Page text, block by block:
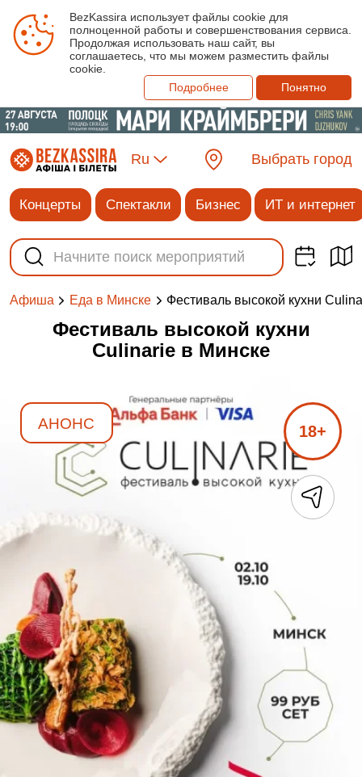
BezKassira использует файлы cookie для
полноценной работы и совершенствования сервиса.
Продолжая использовать наш сайт, вы
соглашаетесь, что мы можем разместить файлы
cookie.
Подробнее
Понятно
Ru Выбрать город
Концерты Спектакли Бизнес ИТ и интернет
Афиша Еда в Минске Фестиваль высокой кухни
Фестиваль высокой кухни
Сulinarie в Минске
АНОНС 18+